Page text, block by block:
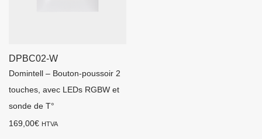
DPBC02-W
Domintell – Bouton-poussoir 2
touches, avec LEDs RGBW et
sonde de T°
169,00€ HTVA